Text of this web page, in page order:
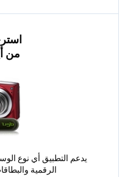
من
يدعم التطبيق أي نوع
الرقمية